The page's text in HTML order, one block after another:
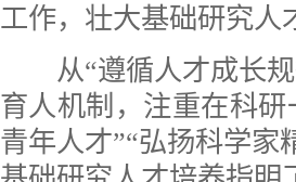
工作，壮大基础研究人
从“遵循人才成长规
育人机制，注重在科
青年人才”“弘扬科学家